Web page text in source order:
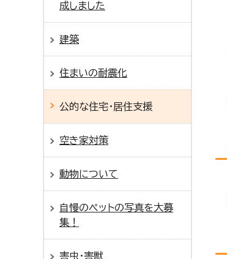
成しました
建築
住まいの耐震化
公的な住宅・居住支援
空き家対策
動物について
自慢のペットの写真を大募
集！
害虫・害獣